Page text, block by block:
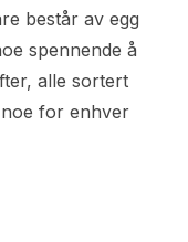
består av egg
spennende å
alle sortert
for enhver